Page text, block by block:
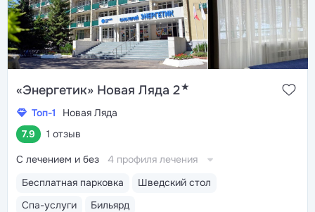
«Энергетик» Новая Ляда 2★
Топ-1
Новая Ляда
7.9
1 отзыв
Бесплатная парковка
Шведский стол
Спа-услуги
Бильярд
С лечением и без 4 профиля лечения